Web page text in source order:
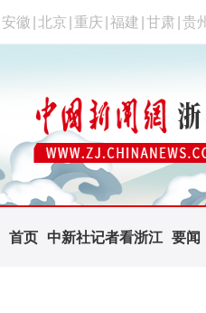
安徽 北京 重庆 福建 甘肃 贵
首页 中新社记者看浙江 要闻